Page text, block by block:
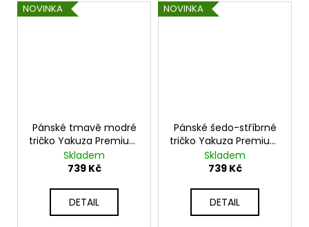
NOVINKA
Pánské tmavě modré
tričko Yakuza Premium
YPS 4013 – Born to Fly
Skladem
739 Kč
DETAIL
NOVINKA
Pánské šedo-stříbrné
tričko Yakuza Premium
YPS 4013 – Born to Fly
Skladem
739 Kč
DETAIL